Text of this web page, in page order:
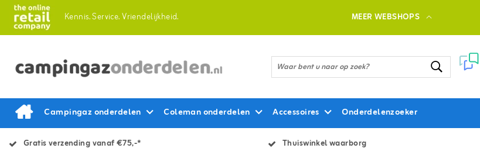
Kennis.Service.Vriendelijkheid. MEER WEBSHOPS
Campingaz onderdelen Coleman onderdelen Accessoires Onderdelenzoeker
Gratis verzending vanaf €75,-* Thuiswinkel waarborg